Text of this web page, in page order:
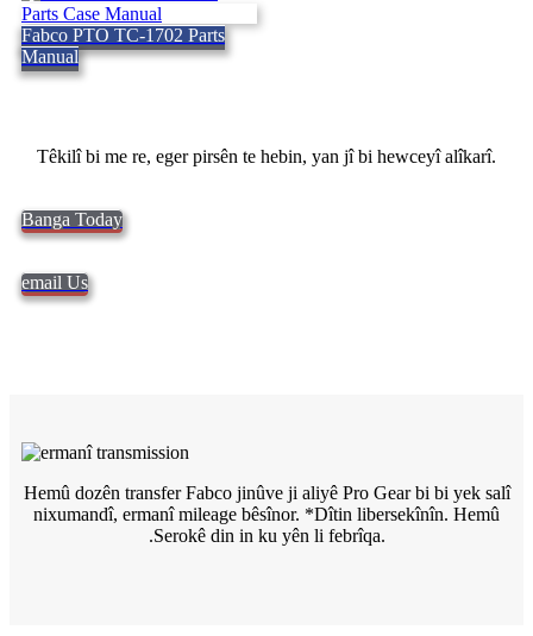
Fabco PTO TC-1702 Parts
Manual
Têkilî bi me re, eger pirsên te hebin, yan jî bi hewceyî alîkarî.
Banga Today
email Us
Hemû dozên transfer Fabco jinûve ji aliyê Pro Gear bi bi yek salî
nixumandî, ermanî mileage bêsînor. *Dîtin libersekînîn. Hemû
.Serokê din in ku yên li febrîqa.